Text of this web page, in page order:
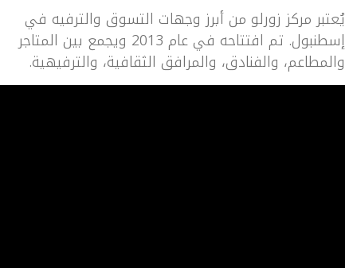
يُعتبر مركز زورلو من أبرز وجهات التسوق والترفيه في
إسطنبول. تم افتتاحه في عام 2013 ويجمع بين المتاجر
والمطاعم، والفنادق، والمرافق الثقافية، والترفيهية.